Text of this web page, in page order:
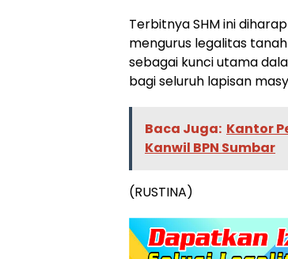
​Terbitnya SHM ini
mengurus legalitas
sebagai kunci utama
bagi seluruh lapisan
Baca Juga: Kantor
Kanwil BPN Sumbar
(RUSTINA)